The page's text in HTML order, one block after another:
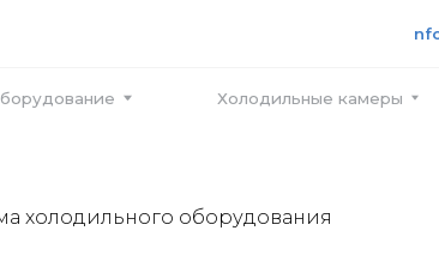
холодильного оборудования